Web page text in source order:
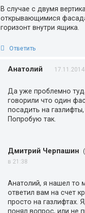
В случае с двумя
открывающимися
горизонт внутри ящика.
Ответить
Анатолий 17.11.2014
Да уже проблемно
говорили что один
посадить на газлифты,
Попробую так.
Дмитрий Черпашин
в 21:38
Анатолий, я нашел то
ответил вам на счет
просто на газлифтах.
понял вопрос, или не